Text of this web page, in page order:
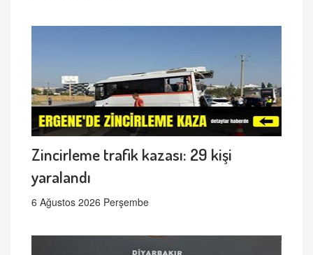
Zincirleme trafik kazası: 29 kişi
yaralandı
6 Ağustos 2026 Perşembe